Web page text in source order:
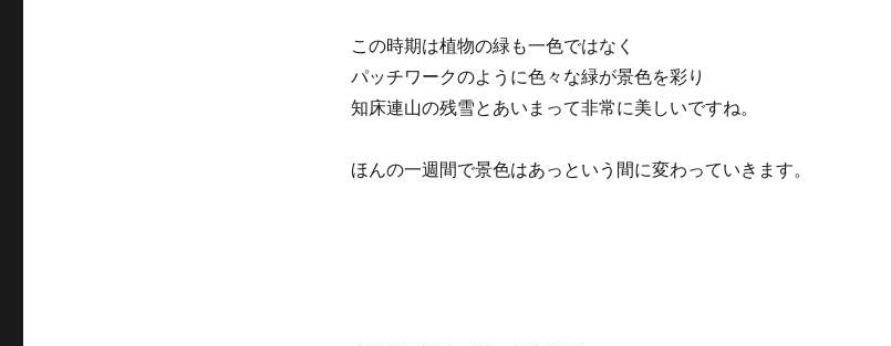
この時期は植物の緑も一色ではなく
パッチワークのように色々な緑が景色を彩り
知床連山の残雪とあいまって非常に美しいですね。
ほんの一週間で景色はあっという間に変わっていきます。